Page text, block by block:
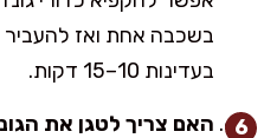
בשכבה אחת ואז
בעדינות 10–15 דקות.
האם צריך לטגן את